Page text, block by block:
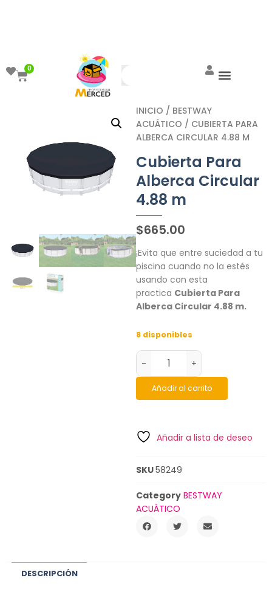
0
INICIO / BESTWAY
ACUÁTICO / CUBIERTA PARA
ALBERCA CIRCULAR 4.88 M
Cubierta Para
Alberca Circular
4.88 m
$665.00
¡Evita que entre suciedad a tu
piscina cuando no la estés
usando con esta
practica Cubierta Para
Alberca Circular 4.88 m.
8 disponibles
- +
Añadir al carrito
Añadir a lista de deseo
SKU58249
Category BESTWAY
ACUÁTICO
DESCRIPCIÓN